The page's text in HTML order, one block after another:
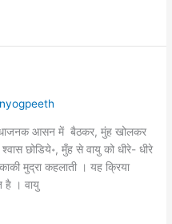
आसन में बैठकर, मुंह खोलकर
छोडिये॰, मुँह से वायु को धीरे- धीरे
मुद्रा कहलाती । यह क्रिया
है । वायु